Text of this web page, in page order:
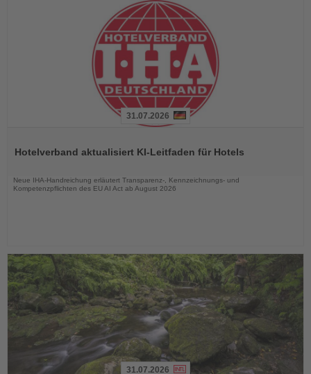
die
31.07.2026
Hotelverband aktualisiert KI-Leitfaden für Hotels
Neue IHA-Handreichung erläutert Transparenz-, Kennzeichnungs- und
Kompetenzpflichten des EU AI Act ab August 2026
31.07.2026